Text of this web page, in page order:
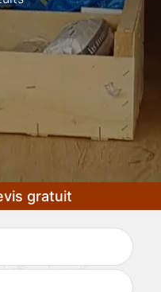
gratuit